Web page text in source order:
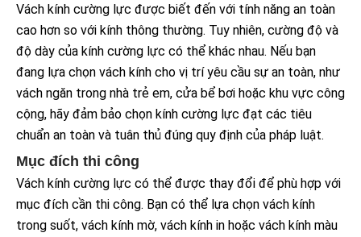
Vách kính cường lực được biết đến với tính năng an toàn
cao hơn so với kính thông thường. Tuy nhiên, cường độ và
độ dày của kính cường lực có thể khác nhau. Nếu bạn
đang lựa chọn vách kính cho vị trí yêu cầu sự an toàn, như
vách ngăn trong nhà trẻ em, cửa bể bơi hoặc khu vực công
cộng, hãy đảm bảo chọn kính cường lực đạt các tiêu
chuẩn an toàn và tuân thủ đúng quy định của pháp luật.
Mục đích thi công
Vách kính cường lực có thể được thay đổi để phù hợp với
mục đích cần thi công. Bạn có thể lựa chọn vách kính
trong suốt, vách kính mờ, vách kính in hoặc vách kính màu